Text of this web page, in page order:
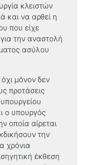
κλειστών
και να αρθεί η
που είχε
την αναστολή
ασύλου
μόνον δεν
προτάσεις
ο υπουργός
οποία αίρεται
την
χρόνια
έκθεση